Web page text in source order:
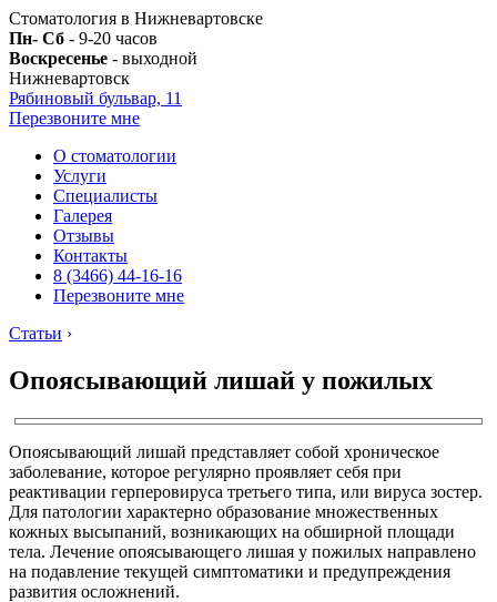
Стоматология в Нижневартовске
Пн- Сб - 9-20 часов
Воскресенье - выходной
Нижневартовск
Рябиновый бульвар, 11
Перезвоните мне
О стоматологии
Услуги
Специалисты
Галерея
Отзывы
Контакты
8 (3466) 44-16-16
Перезвоните мне
Статьи ›
Опоясывающий лишай у пожилых
Опоясывающий лишай представляет собой хроническое
заболевание, которое регулярно проявляет себя при
реактивации герперовируса третьего типа, или вируса зостер.
Для патологии характерно образование множественных
кожных высыпаний, возникающих на обширной площади
тела. Лечение опоясывающего лишая у пожилых направлено
на подавление текущей симптоматики и предупреждения
развития осложнений.